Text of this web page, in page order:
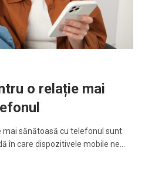
o relație mai
mai sănătoasă cu telefonul sunt
în care dispozitivele mobile ne…